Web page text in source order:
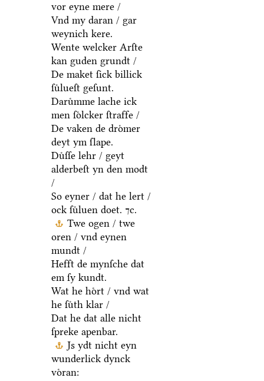
vor eyne mere /
Vnd my daran / gar
weynich kere.
Wente welcker Arſte
kan guden grundt /
De maket ſick billick
ſuͤlueſt geſunt.
Daruͤmme lache ick
men ſoͤlcker ſtraffe /
De vaken de droͤmer
deyt ym ſlape.
Duͤſſe lehr / geyt
alderbeſt yn den modt
/
So eyner / dat he lert /
ock ſuͤluen doet. ⁊c.
Twe ogen / twe
oren / vnd eynen
mundt /
Hefft de mynſche dat
em ſy kundt.
Wat he hoͤrt / vnd wat
he ſuͤth klar /
Dat he dat alle nicht
ſpreke apenbar.
Js ydt nicht eyn
wunderlick dynck
voͤran: